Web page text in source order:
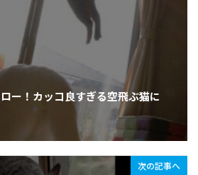
ー！カッコ良すぎる空飛ぶ猫に
次の記事へ